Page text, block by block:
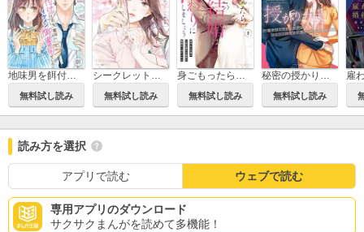
地味男を餌付けしたら、実はイケメン御曹司でした【分冊版】
無料試し読み
シークレットベビーが発覚したら、天才外科医の執着求愛が始まりました
無料試し読み
身ごもったら、この結婚は終わりにしましょう～身代わり花嫁はS系弁護士の溺愛に毎夜甘く啼かされる～
無料試し読み
秘密の授かり婚～身を引こうとしたけど、エリート御曹司が逃がしてくれません～
無料試し読み
読み方を選択
アプリで読む ウェブで読む
専用アプリのダウンロード
サクサクまんがを読めて多機能！